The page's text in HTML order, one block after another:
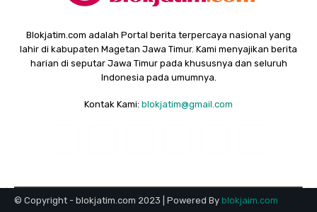
Blokjatim.com adalah Portal berita terpercaya nasional yang
lahir di kabupaten Magetan Jawa Timur. Kami menyajikan berita
harian di seputar Jawa Timur pada khususnya dan seluruh
Indonesia pada umumnya.
Kontak Kami: blokjatim@gmail.com
© Copyright - blokjatim.com 2023 | Powered By blokjaim.com